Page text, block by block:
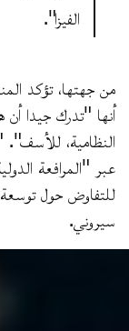
الفيزا".
من جهتها، تؤكد
أنها "تدرك جيدا أن
النظامية،
عبر "المرافعة
للتفاوض حول
سيروني.